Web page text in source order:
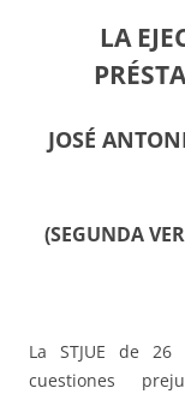
LA
JOSÉ
(SEGUNDA
La STJUE de
cuestiones